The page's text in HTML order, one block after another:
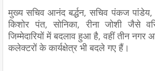
मुख्य सचिव आनंद बर्द्धन, सचिव पंकज पांडेय,
किशोर पंत, सोनिका, रीना जोशी जैसे
जिम्मेदारियों में बदलाव हुआ है, वहीं तीन नगर
कलेक्टरों के कार्यक्षेत्र भी बदले गए हैं।